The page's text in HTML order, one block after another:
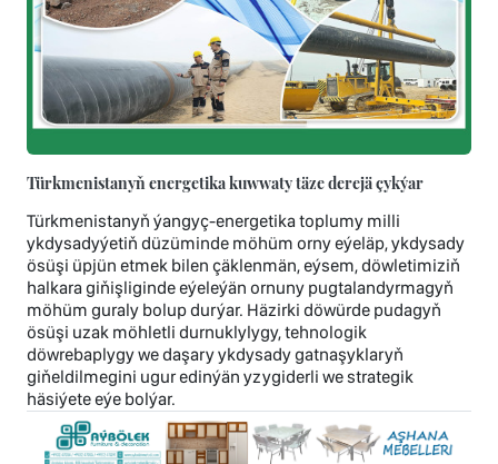
Türkmenistanyň energetika kuwwaty täze derejä çykýar
Türkmenistanyň ýangyç-energetika toplumy milli
ykdysadyýetiň düzüminde möhüm orny eýeläp, ykdysady
ösüşi üpjün etmek bilen çäklenmän, eýsem, döwletimiziň
halkara giňişliginde eýeleýän ornuny pugtalandyrmagyň
möhüm guraly bolup durýar. Häzirki döwürde pudagyň
ösüşi uzak möhletli durnuklylygy, tehnologik
döwrebaplygy we daşary ykdysady gatnaşyklaryň
giňeldilmegini ugur edinýän yzygiderli we strategik
häsiýete eýe bolýar.